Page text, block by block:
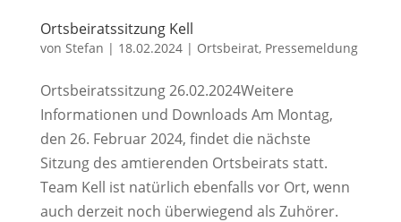
Ortsbeiratssitzung Kell
von Stefan | 18.02.2024| Ortsbeirat, Pressemeldung
Ortsbeiratssitzung 26.02.2024Weitere
Informationen und Downloads Am Montag,
den 26. Februar 2024, findet die nächste
Sitzung des amtierenden Ortsbeirats statt.
Team Kell ist natürlich ebenfalls vor Ort, wenn
auch derzeit noch überwiegend als Zuhörer.